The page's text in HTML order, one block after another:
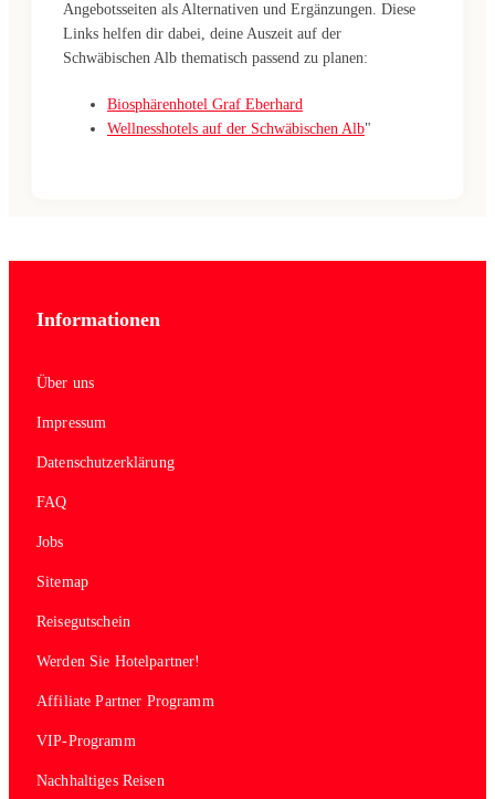
Angebotsseiten als Alternativen und Ergänzungen. Diese
Links helfen dir dabei, deine Auszeit auf der
Schwäbischen Alb thematisch passend zu planen:
Biosphärenhotel Graf Eberhard
Wellnesshotels auf der Schwäbischen Alb"
Informationen
Über uns
Impressum
Datenschutzerklärung
FAQ
Jobs
Sitemap
Reisegutschein
Werden Sie Hotelpartner!
Affiliate Partner Programm
VIP-Programm
Nachhaltiges Reisen